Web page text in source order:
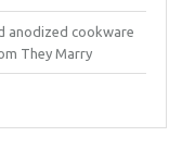
anodized cookware
They Marry